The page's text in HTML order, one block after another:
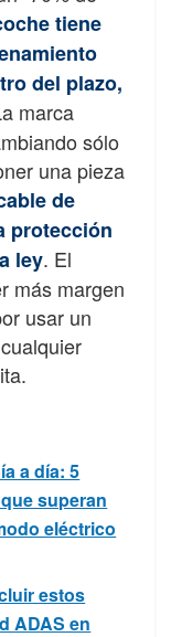
tiene
del plazo,
marca
sólo
una pieza
de
protección
ley. El
más margen
usar un
a día: 5
superan
eléctrico
estos
ADAS en